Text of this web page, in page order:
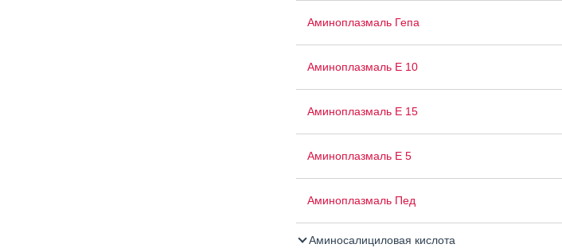
Аминоплазмаль Гепа
Аминоплазмаль Е 10
Аминоплазмаль Е 15
Аминоплазмаль Е 5
Аминоплазмаль Пед
Аминосалициловая кислота